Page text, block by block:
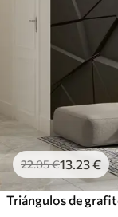
22.05€13 .23€
Triángulos de